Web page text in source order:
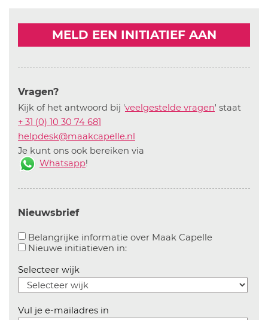
MELD EEN INITIATIEF AAN
Vragen?
Kijk of het antwoord bij 'veelgestelde vragen' staat
+ 31 (0) 10 30 74 681
helpdesk@maakcapelle.nl
Je kunt ons ook bereiken via
Whatsapp!
Nieuwsbrief
Belangrijke informatie over Maak CapelleAanvinken
Nieuwe initiatieven in:Aanvinken om informatie over
Selecteer wijk
Vul je e-mailadres in